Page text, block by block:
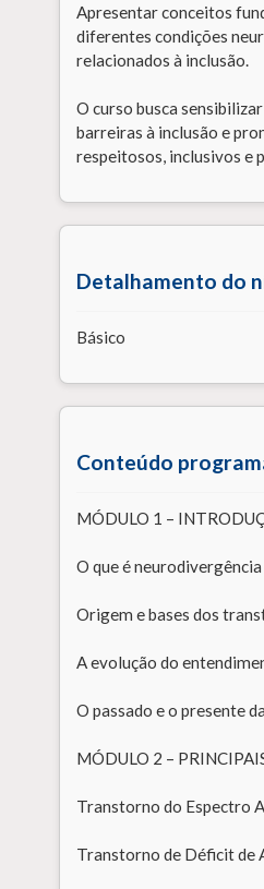
Apresentar conceitos
diferentes condições
relacionados à inclusão.
O curso busca
barreiras à inclusão e
respeitosos, inclusivos e
Detalhamento do
Básico
Conteúdo
MÓDULO 1 –
O que é neurodivergência
Origem e bases dos
A evolução do
O passado e o presente
MÓDULO 2 –
Transtorno do Espectro
Transtorno de Déficit de